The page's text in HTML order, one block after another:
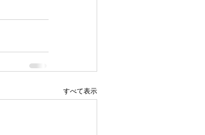
すべて表示